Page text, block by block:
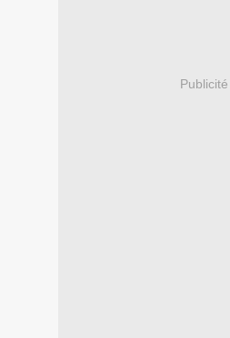
Publicité